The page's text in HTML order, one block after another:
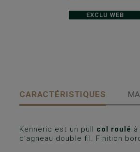
EXCLU WEB
CARACTÉRISTIQUES
Kenneric est un pull col roulé
d’agneau double fil. Finition